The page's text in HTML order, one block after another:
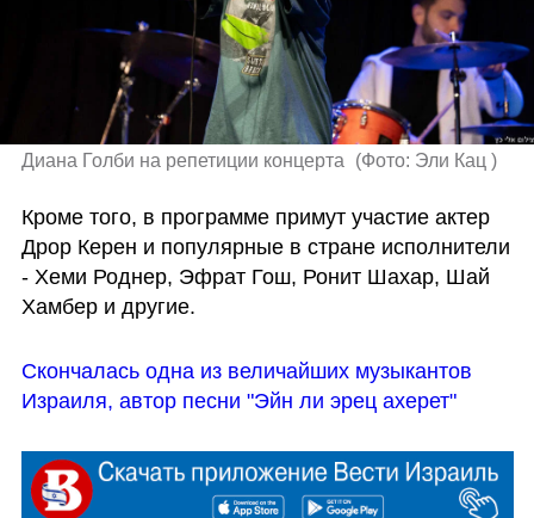
Диана Голби на репетиции концерта (Фото: Эли Кац )
Кроме того, в программе примут участие актер
Дрор Керен и популярные в стране исполнители
- Хеми Роднер, Эфрат Гош, Ронит Шахар, Шай
Хамбер и другие.
Скончалась одна из величайших музыкантов
Израиля, автор песни "Эйн ли эрец ахерет"